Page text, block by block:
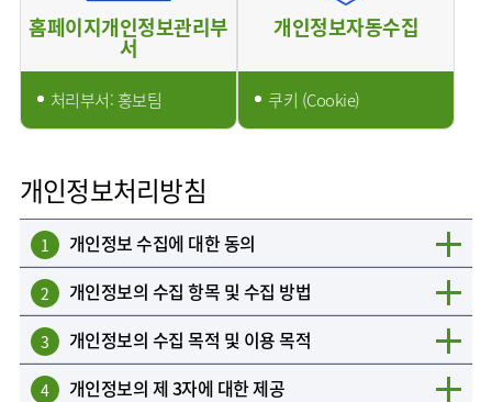
홈페이지개인정보관리부
서
처리부서: 홍보팀
개인정보자동수집
쿠키 (Cookie)
개인정보처리방침
1 개인정보 수집에 대한 동의
2 개인정보의 수집 항목 및 수집 방법
3 개인정보의 수집 목적 및 이용 목적
4 개인정보의 제 3자에 대한 제공